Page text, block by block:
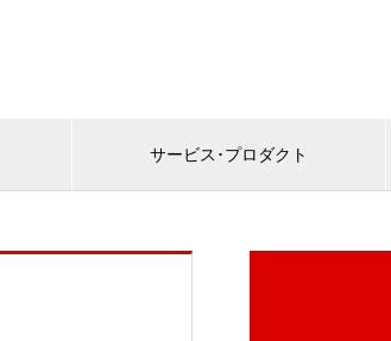
サービス･プロダクト